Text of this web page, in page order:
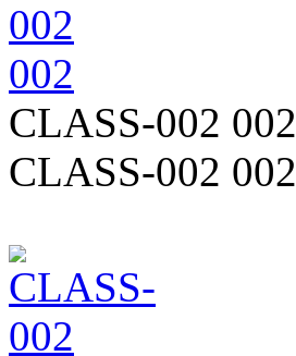
CLASS-002 002
CLASS-002 002